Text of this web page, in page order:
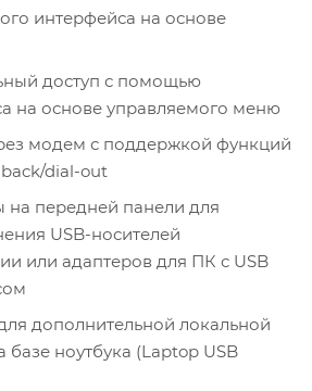
интерфейса на основе
доступ с помощью
на основе управляемого меню
модем с поддержкой функций
dial-out
на передней панели для
USB-носителей
или адаптеров для ПК с USB
дополнительной локальной
базе ноутбука (Laptop USB